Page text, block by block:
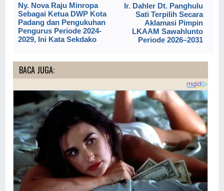
Ny. Nova Raju Minropa
Sebagai Ketua DWP Kota
Padang dan Pengukuhan
Pengurus Periode 2024-
2029, Ini Kata Sekdako
Ir. Dahler Dt. Panghulu
Sati Terpilih Secara
Aklamasi Pimpin
LKAAM Sawahlunto
Periode 2026–2031
BACA JUGA: